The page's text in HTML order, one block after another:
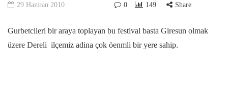
29 Haziran 2010 0 149 Share
Gurbetcileri bir araya toplayan bu festival basta Giresun olmak
üzere Dereli ilçemiz adina çok öenmli bir yere sahip.